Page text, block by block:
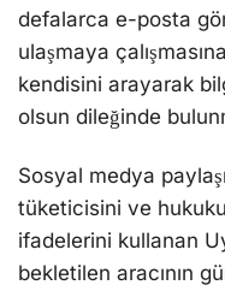
defalarca e-posta
ulaşmaya
kendisini arayarak
olsun dileğinde
Sosyal medya
tüketicisini ve
ifadelerini kullanan
bekletilen aracının